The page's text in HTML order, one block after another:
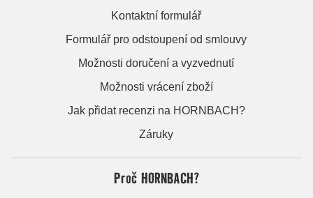
Kontaktní formulář
Formulář pro odstoupení od smlouvy
Možnosti doručení a vyzvednutí
Možnosti vrácení zboží
Jak přidat recenzi na HORNBACH?
Záruky
Proč HORNBACH?